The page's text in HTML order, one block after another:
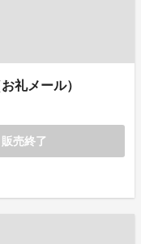
礼メール）
販売終了